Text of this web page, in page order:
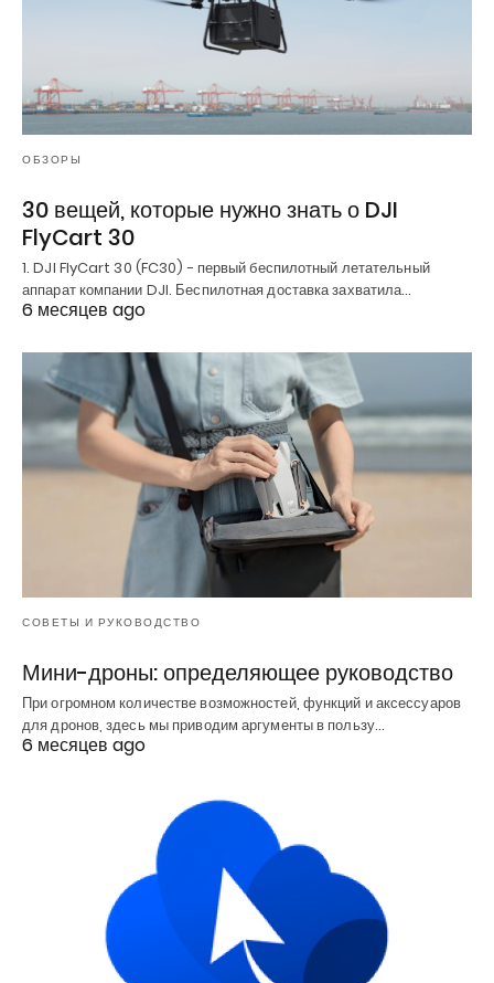
ОБЗОРЫ
30 вещей, которые нужно знать о DJI
FlyCart 30
1. DJI FlyCart 30 (FC30) - первый беспилотный летательный
аппарат компании DJI. Беспилотная доставка захватила…
6 месяцев ago
СОВЕТЫ И РУКОВОДСТВО
Мини-дроны: определяющее руководство
При огромном количестве возможностей, функций и аксессуаров
для дронов, здесь мы приводим аргументы в пользу…
6 месяцев ago